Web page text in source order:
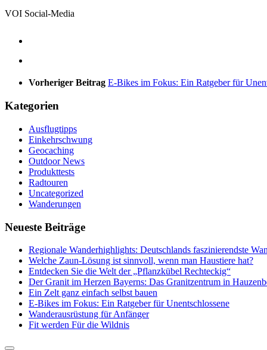
VOI Social-Media
Vorheriger Beitrag E-Bikes im Fokus: Ein Ratgeber für
Kategorien
Ausflugtipps
Einkehrschwung
Geocaching
Outdoor News
Produkttests
Radtouren
Uncategorized
Wanderungen
Neueste Beiträge
Regionale Wanderhighlights: Deutschlands faszinierendste
Welche Zaun-Lösung ist sinnvoll, wenn man Haustiere hat?
Entdecken Sie die Welt der „Pflanzkübel Rechteckig“
Der Granit im Herzen Bayerns: Das Granitzentrum in
Ein Zelt ganz einfach selbst bauen
E-Bikes im Fokus: Ein Ratgeber für Unentschlossene
Wanderausrüstung für Anfänger
Fit werden Für die Wildnis